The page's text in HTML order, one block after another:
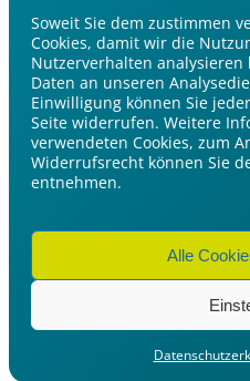
Soweit Sie dem zustimmen
Cookies, damit wir die
Nutzerverhalten
Daten an unseren
Einwilligung können Sie
Seite widerrufen. Weitere
verwendeten Cookies, zum
Widerrufsrecht können Sie
entnehmen.
Alle
Impressum
Datenschutzerklärung